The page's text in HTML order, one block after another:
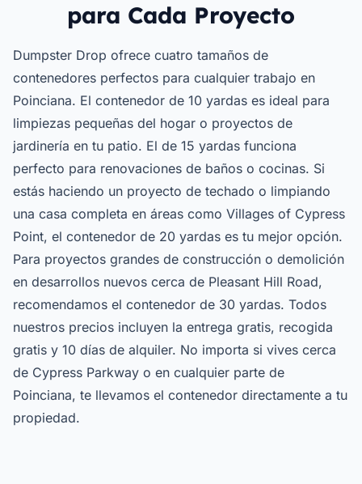
para Cada Proyecto
Dumpster Drop ofrece cuatro tamaños de
contenedores perfectos para cualquier trabajo en
Poinciana. El contenedor de 10 yardas es ideal para
limpiezas pequeñas del hogar o proyectos de
jardinería en tu patio. El de 15 yardas funciona
perfecto para renovaciones de baños o cocinas. Si
estás haciendo un proyecto de techado o limpiando
una casa completa en áreas como Villages of Cypress
Point, el contenedor de 20 yardas es tu mejor opción.
Para proyectos grandes de construcción o demolición
en desarrollos nuevos cerca de Pleasant Hill Road,
recomendamos el contenedor de 30 yardas. Todos
nuestros precios incluyen la entrega gratis, recogida
gratis y 10 días de alquiler. No importa si vives cerca
de Cypress Parkway o en cualquier parte de
Poinciana, te llevamos el contenedor directamente a tu
propiedad.